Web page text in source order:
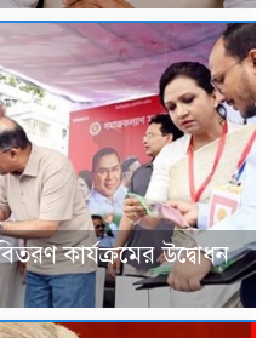
কার্যক্রমের উদ্বোধন